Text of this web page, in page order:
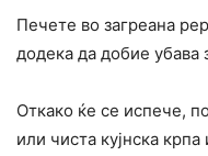
Печете во загреана
додека да добие убава
Откако ќе се испече,
или чиста кујнска крпа